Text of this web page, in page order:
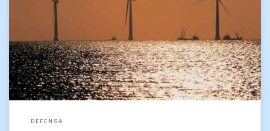
Acerca de energías renovables en diversas aplicaciones
versaron las tres defensas de Habilitación Profesional que
aprobaron ayer los ya geofísicos Natalia Aziares Aguayo,
Valeria Mundaca […]
DEFENSA